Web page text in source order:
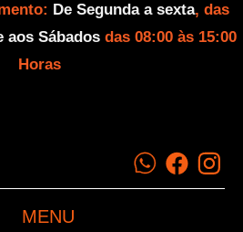
De Segunda a sexta, das
aos Sábados das 08:00 às 15:00
Horas
MENU